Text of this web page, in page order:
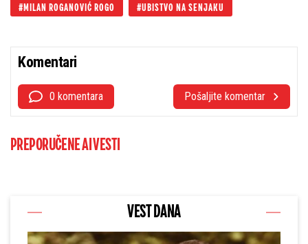
MILAN ROGANOVIĆ ROGO UBISTVO NA SENJAKU
Komentari
0 komentara Pošaljite komentar
PREPORUČENE AI VESTI
VEST DANA